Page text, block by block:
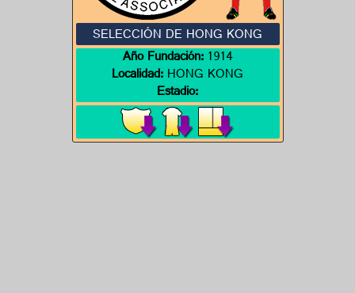
SELECCIÓN DE HONG KONG
Año Fundación:1914
Localidad:HONG KONG
Estadio: